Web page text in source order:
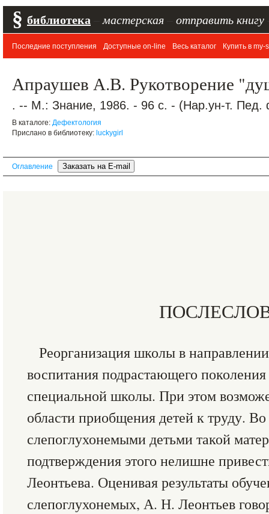
§ библиотека мастерская отправить книгу
Последние поступления Доступные on-line Весь каталог Купить в my-
Апраушев А.В. Рукотворение
. -- М.: Знание, 1986. - 96 с. - (Нар.ун-т. Пед.
В каталоге: Дефектология
Прислано в библиотеку: luckygirl
Оглавление
Реорганизация школы в
воспитания подрастающего
специальной школы. При этом
области приобщения детей к труду.
слепоглухонемыми детьми такой
подтверждения этого нелишне
Леонтьева. Оценивая результаты
слепоглухонемых, А. Н. Леонтьев